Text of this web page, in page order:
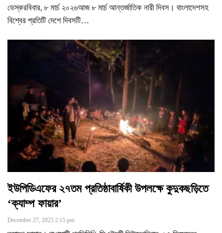
ডেস্করবিবার, ৮ মার্চ ২০২৬আজ ৮ মার্চ আন্তর্জাতিক নারী দিবস। বাংলাদেশসহ
বিশ্বের প্রতিটি দেশে দিবসটি…
ইউপিডিএফের ২৭তম প্রতিষ্ঠাবার্ষিকী উপলক্ষে কুদুকছড়িতে
‘ক্যাম্প ফায়ার’
December 27, 2025 2:15 pm